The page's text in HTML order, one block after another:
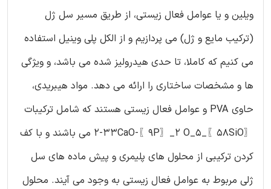
ویلین و یا عوامل فعال زیستی، از طریق مسیر سل ژل
(ترکیب مایع و ژل) می پردازیم و از الکل پلی وینیل استفاده
می کنیم که کاملا، تا حدی هیدرولیز شده می باشد، و ویژگی
ها و مشخصات ساختاری را ارائه می دهد. مواد هیبریدی،
حاوی PVA و عوامل فعال زیستی هستند که شامل ترکیبات
〖58SiO〗_2-33CaO-〖9P〗_2 O_5 می باشند و با کف
کردن ترکیبی از محلول های پلیمری و پیش ماده های سل
ژلی مربوط به عوامل فعال زیستی به وجود می آیند. محلول